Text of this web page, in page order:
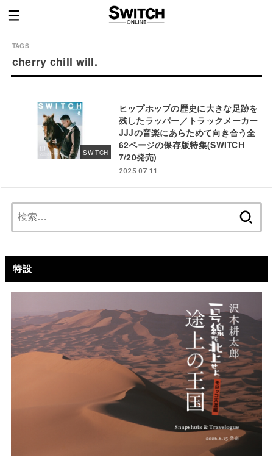
cherry chill will.
SWITCH
ヒップホップの歴史に大きな足跡を
残したラッパー／トラックメーカー
JJJの音楽にあらためて向き合う全
62ページの保存版特集(SWITCH
7/20発売)
2025.07.11
特設